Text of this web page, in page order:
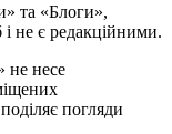
та «Блоги»,
і не є редакційними.
не несе
погляди